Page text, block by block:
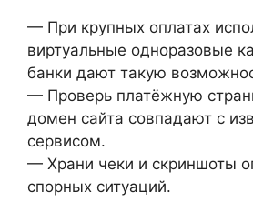
— При крупных оплатах
виртуальные одноразовые
банки дают такую
— Проверь платёжную
домен сайта совпадают с
сервисом.
— Храни чеки и скриншоты
спорных ситуаций.